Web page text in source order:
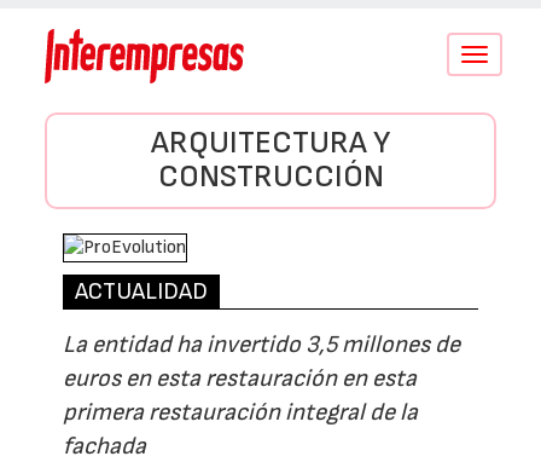
Conmutar
ARQUITECTURA Y
CONSTRUCCIÓN
ACTUALIDAD
La entidad ha invertido 3,5 millones de
euros en esta restauración en esta
primera restauración integral de la
fachada